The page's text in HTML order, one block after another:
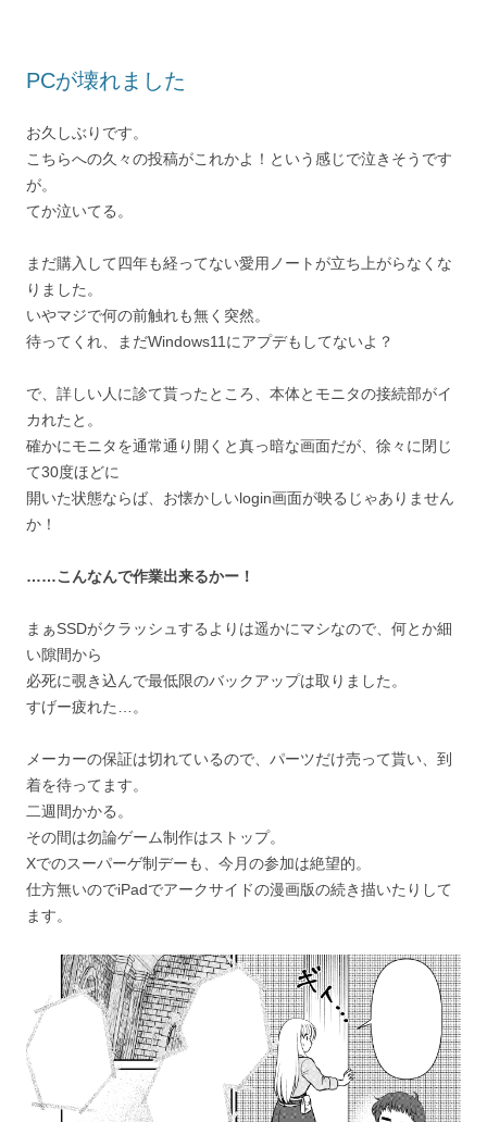
PCが壊れました
お久しぶりです。
こちらへの久々の投稿がこれかよ！という感じで泣きそうです
が。
てか泣いてる。
まだ購入して四年も経ってない愛用ノートが立ち上がらなくな
りました。
いやマジで何の前触れも無く突然。
待ってくれ、まだWindows11にアプデもしてないよ？
で、詳しい人に診て貰ったところ、本体とモニタの接続部がイ
カれたと。
確かにモニタを通常通り開くと真っ暗な画面だが、徐々に閉じ
て30度ほどに
開いた状態ならば、お懐かしいlogin画面が映るじゃありません
か！
……こんなんで作業出来るかー！
まぁSSDがクラッシュするよりは遥かにマシなので、何とか細
い隙間から
必死に覗き込んで最低限のバックアップは取りました。
すげー疲れた…。
メーカーの保証は切れているので、パーツだけ売って貰い、到
着を待ってます。
二週間かかる。
その間は勿論ゲーム制作はストップ。
Xでのスーパーゲ制デーも、今月の参加は絶望的。
仕方無いのでiPadでアークサイドの漫画版の続き描いたりして
ます。